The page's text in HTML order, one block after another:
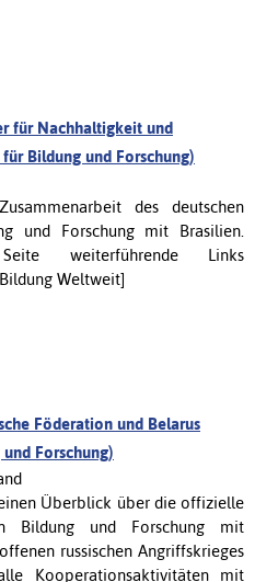
für Nachhaltigkeit und
Bildung und Forschung)
des deutschen
und Forschung mit Brasilien.
weiterführende Links
Weltweit]
Föderation und Belarus
Forschung)
Überblick über die offizielle
Bildung und Forschung mit
russischen Angriffskrieges
Kooperationsaktivitäten mit